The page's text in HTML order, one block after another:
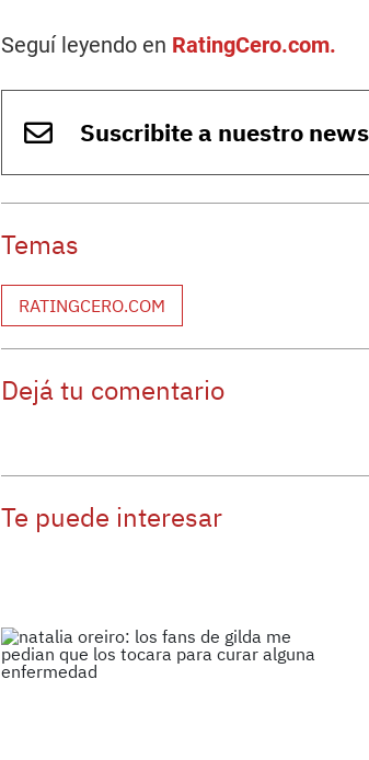
Seguí leyendo en RatingCero.com.
Suscribite a nuestro
Temas
RATINGCERO.COM
Dejá tu comentario
Te puede interesar